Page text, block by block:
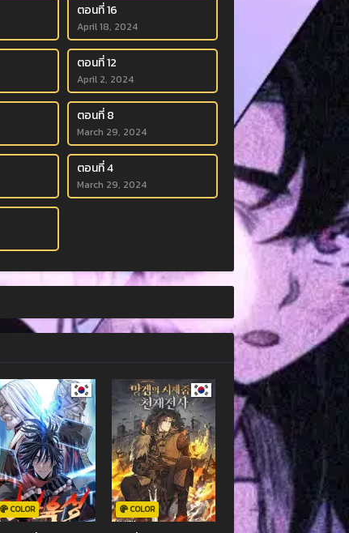
ตอนที่ 16
April 18, 2024
ตอนที่ 12
April 2, 2024
ตอนที่ 8
March 29, 2024
ตอนที่ 4
March 29, 2024
COLOR COLOR